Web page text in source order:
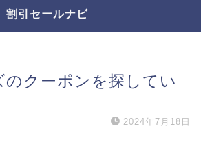
割引セールナビ
のクーポンを探してい
2024年7月18日